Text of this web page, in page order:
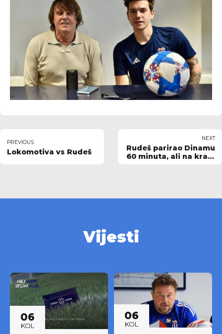
PREVIOUS
Lokomotiva vs Rudeš
NEXT
Rudeš parirao Dinamu
60 minuta, ali na kraju
Vijesti
06
KOL
06
KOL